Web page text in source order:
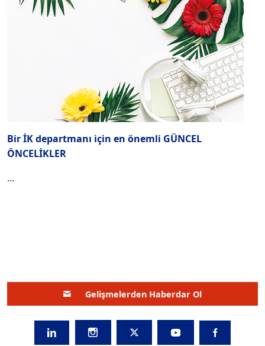
Bir İK departmanı için en önemli GÜNCEL
ÖNCELİKLER
...
Gelişmelerden Haberdar Ol